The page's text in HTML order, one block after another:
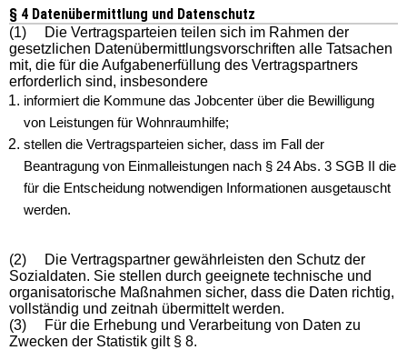
§ 4 Datenübermittlung und Datenschutz
(1) Die Vertragsparteien teilen sich im Rahmen der
gesetzlichen Datenübermittlungsvorschriften alle Tatsachen
mit, die für die Aufgabenerfüllung des Vertragspartners
erforderlich sind, insbesondere
informiert die Kommune das Jobcenter über die Bewilligung
von Leistungen für Wohnraumhilfe;
stellen die Vertragsparteien sicher, dass im Fall der
Beantragung von Einmalleistungen nach § 24 Abs. 3 SGB II die
für die Entscheidung notwendigen Informationen ausgetauscht
werden.
(2) Die Vertragspartner gewährleisten den Schutz der
Sozialdaten. Sie stellen durch geeignete technische und
organisatorische Maßnahmen sicher, dass die Daten richtig,
vollständig und zeitnah übermittelt werden.
(3) Für die Erhebung und Verarbeitung von Daten zu
Zwecken der Statistik gilt § 8.